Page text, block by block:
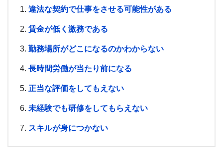
違法な契約で仕事をさせる可能性がある
賃金が低く激務である
勤務場所がどこになるのかわからない
長時間労働が当たり前になる
正当な評価をしてもえない
未経験でも研修をしてもらえない
スキルが身につかない